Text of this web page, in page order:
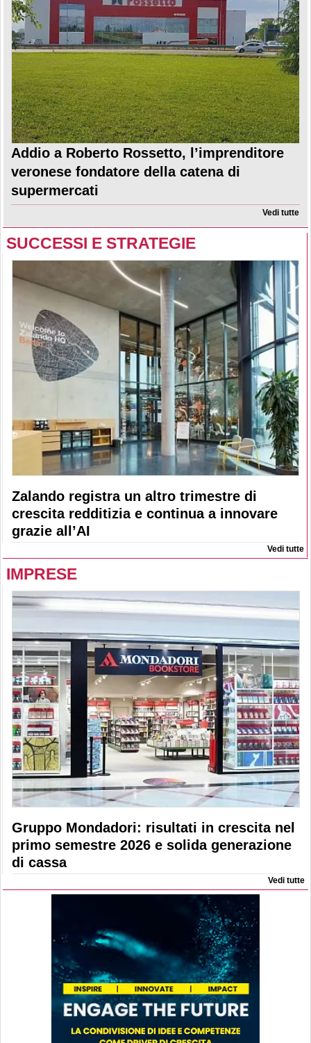
Addio a Roberto Rossetto, l’imprenditore
veronese fondatore della catena di
supermercati
Vedi tutte
SUCCESSI E STRATEGIE
Zalando registra un altro trimestre di
crescita redditizia e continua a innovare
grazie all’AI
Vedi tutte
IMPRESE
Gruppo Mondadori: risultati in crescita nel
primo semestre 2026 e solida generazione
di cassa
Vedi tutte